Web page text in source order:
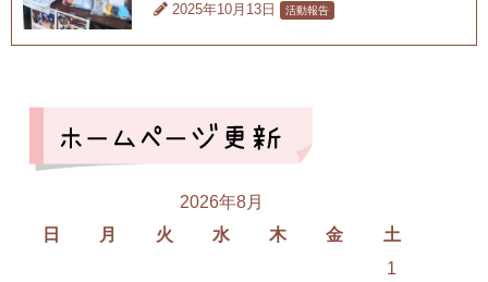
2025年10月13日 活動報告
2026年8月
日
月 火 水 木 金
土
1